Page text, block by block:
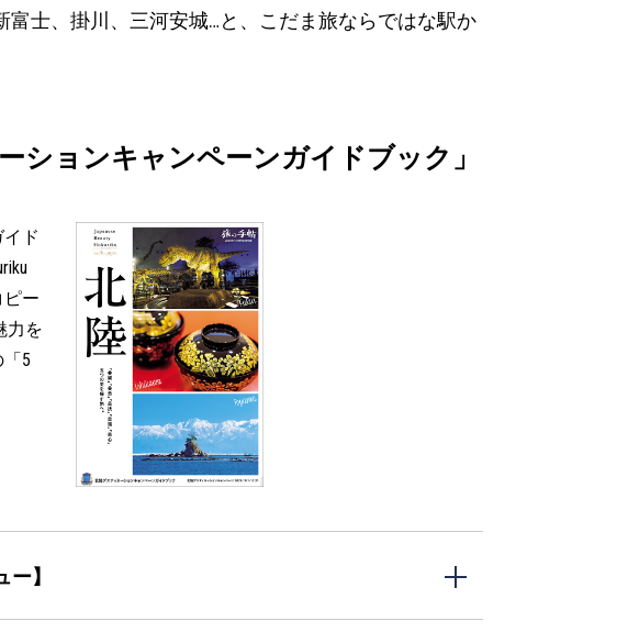
士、掛川、三河安城…と、こだま旅ならではな駅か
ションキャンペーンガイドブック」
ド
ー
力を
5
】